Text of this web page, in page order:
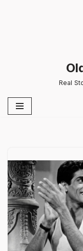
Real